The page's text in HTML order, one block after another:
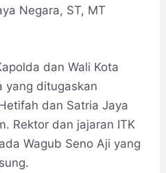
Negara, ST, MT
dan Wali Kota
yang ditugaskan
dan Satria Jaya
Rektor dan jajaran ITK
Wagub Seno Aji yang